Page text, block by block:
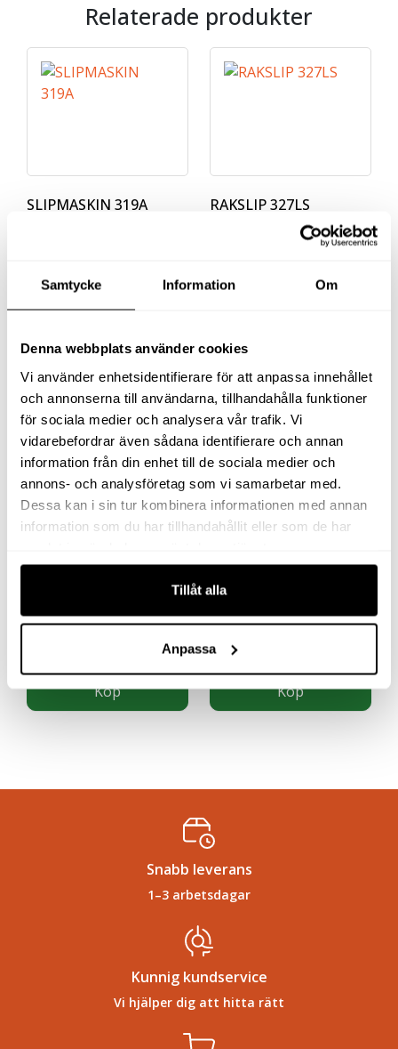
Samtycke Information Om
Denna webbplats använder cookies
Vi använder enhetsidentifierare för att anpassa innehållet
och annonserna till användarna, tillhandahålla funktioner
för sociala medier och analysera vår trafik. Vi
vidarebefordrar även sådana identifierare och annan
information från din enhet till de sociala medier och
annons- och analysföretag som vi samarbetar med.
Dessa kan i sin tur kombinera informationen med annan
information som du har tillhandahållit eller som de har
Tillåt alla
Anpassa
Relaterade produkter
SLIPMASKIN 319A
9 025krinkl moms)
RAKSLIP 327LS
(2 972.50 inkl moms)
MUTTERDRAGARE 1/2″
3 357kr exkl moms
Köp
SLIPMASKIN 317A
2 683kr exkl moms
(3 353.75
Köp
Snabb leverans
1–3 arbetsdagar
Kunnig kundservice
Vi hjälper dig att hitta rätt